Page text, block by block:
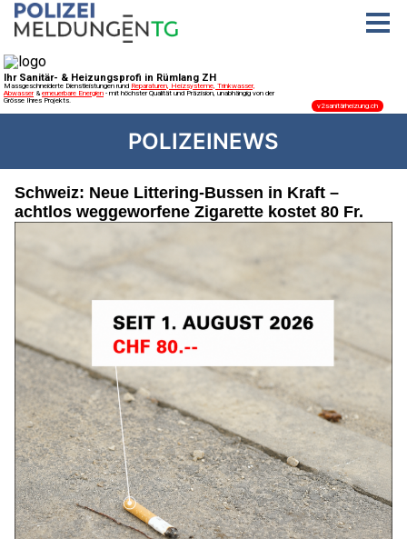
POLIZEINEWS
Schweiz: Neue Littering-Bussen in Kraft –
achtlos weggeworfene Zigarette kostet 80 Fr.